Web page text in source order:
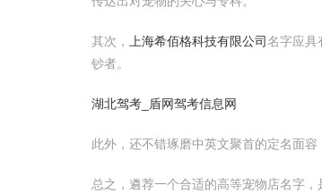
其次， 上海希佰格科技有限公司名字应具
钞者。
湖北驾考_盾网驾考信息网
此外，还不错琢磨中英文聚首的定名面容
总之，遴荐一个合适的高等宠物店名字